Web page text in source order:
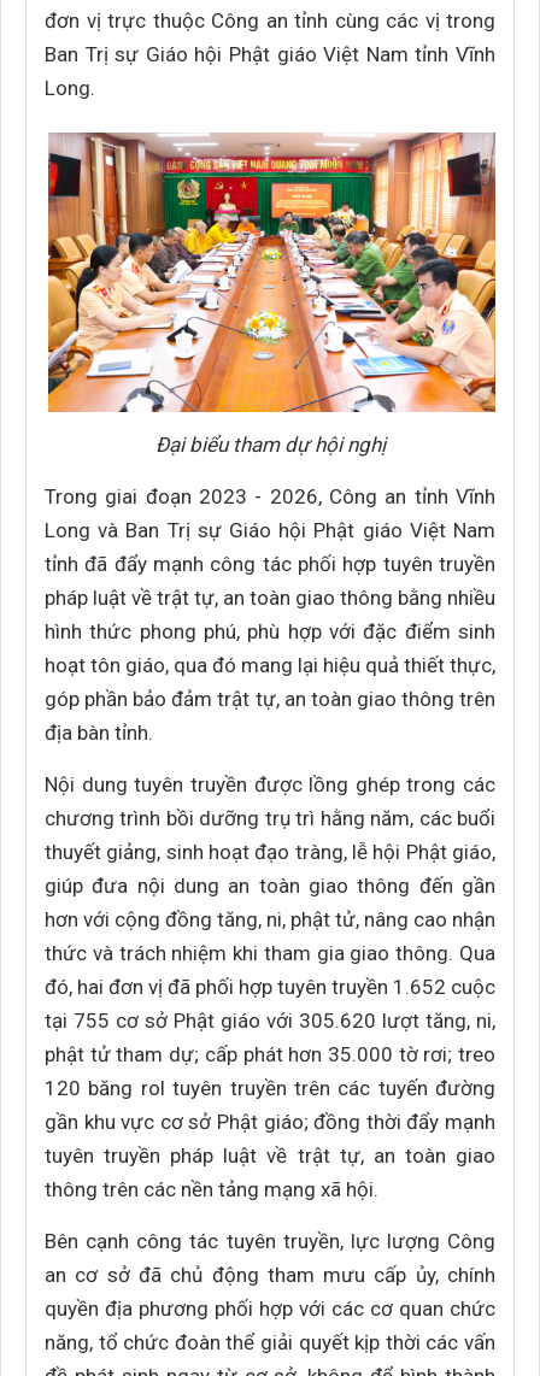
đơn vị trực thuộc Công an tỉnh cùng các vị trong
Ban Trị sự Giáo hội Phật giáo Việt Nam tỉnh Vĩnh
Long.
Đại biểu tham dự hội nghị
Trong giai đoạn 2023 - 2026, Công an tỉnh Vĩnh
Long và Ban Trị sự Giáo hội Phật giáo Việt Nam
tỉnh đã đẩy mạnh công tác phối hợp tuyên truyền
pháp luật về trật tự, an toàn giao thông bằng nhiều
hình thức phong phú, phù hợp với đặc điểm sinh
hoạt tôn giáo, qua đó mang lại hiệu quả thiết thực,
góp phần bảo đảm trật tự, an toàn giao thông trên
địa bàn tỉnh.
Nội dung tuyên truyền được lồng ghép trong các
chương trình bồi dưỡng trụ trì hằng năm, các buổi
thuyết giảng, sinh hoạt đạo tràng, lễ hội Phật giáo,
giúp đưa nội dung an toàn giao thông đến gần
hơn với cộng đồng tăng, ni, phật tử, nâng cao nhận
thức và trách nhiệm khi tham gia giao thông. Qua
đó, hai đơn vị đã phối hợp tuyên truyền 1.652 cuộc
tại 755 cơ sở Phật giáo với 305.620 lượt tăng, ni,
phật tử tham dự; cấp phát hơn 35.000 tờ rơi; treo
120 băng rol tuyên truyền trên các tuyến đường
gần khu vực cơ sở Phật giáo; đồng thời đẩy mạnh
tuyên truyền pháp luật về trật tự, an toàn giao
thông trên các nền tảng mạng xã hội.
Bên cạnh công tác tuyên truyền, lực lượng Công
an cơ sở đã chủ động tham mưu cấp ủy, chính
quyền địa phương phối hợp với các cơ quan chức
năng, tổ chức đoàn thể giải quyết kịp thời các vấn